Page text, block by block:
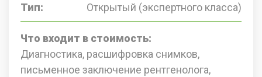
Тип: Открытый (экспертного класса)
Что входит в стоимость:
Диагностика, расшифровка снимков,
письменное заключение рентгенолога,